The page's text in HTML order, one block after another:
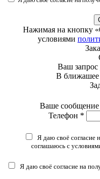
Нажимая на кнопку
условиями
Ваш запрос
В ближашее
Ваше сообщение
Телефон *
Я даю своё согласие
соглашаюсь с
Я даю своё согласие на